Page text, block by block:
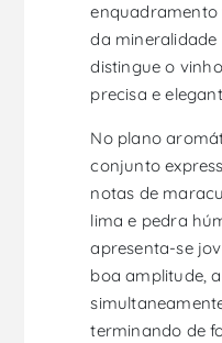
enquadramento
da
distingue o
precisa e
No plano
conjunto
notas de
lima e pedra
apresenta-se
boa amplitude,
terminando de